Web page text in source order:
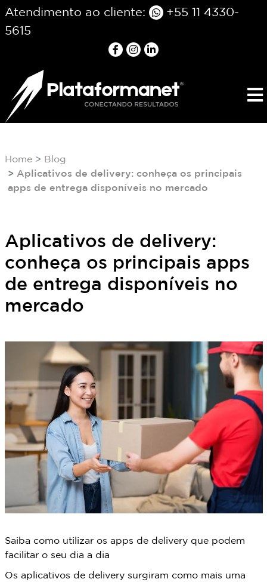
Atendimento ao cliente:
+55 11 4330-
5615
Home
Blog
Aplicativos de delivery: conheça os principais
apps de entrega disponíveis no mercado
Aplicativos de delivery:
conheça os principais apps
de entrega disponíveis no
mercado
Saiba como utilizar os apps de delivery que podem
facilitar o seu dia a dia
Os aplicativos de delivery surgiram como mais uma